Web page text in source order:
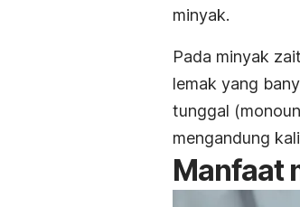
minyak.
Pada minyak
lemak yang
tunggal (
mengandung
Manfaat